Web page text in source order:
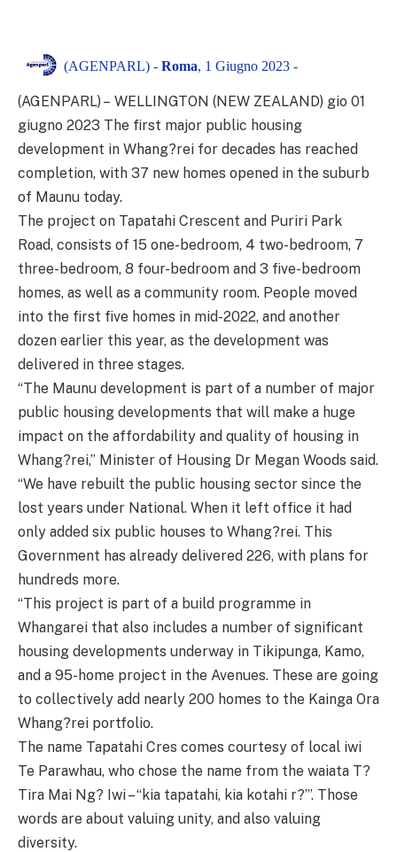
(AGENPARL) - Roma, 1 Giugno 2023 -
(AGENPARL) – WELLINGTON (NEW ZEALAND) gio 01
giugno 2023 The first major public housing
development in Whang?rei for decades has reached
completion, with 37 new homes opened in the suburb
of Maunu today.
The project on Tapatahi Crescent and Puriri Park
Road, consists of 15 one-bedroom, 4 two-bedroom, 7
three-bedroom, 8 four-bedroom and 3 five-bedroom
homes, as well as a community room. People moved
into the first five homes in mid-2022, and another
dozen earlier this year, as the development was
delivered in three stages.
“The Maunu development is part of a number of major
public housing developments that will make a huge
impact on the affordability and quality of housing in
Whang?rei,” Minister of Housing Dr Megan Woods said.
“We have rebuilt the public housing sector since the
lost years under National. When it left office it had
only added six public houses to Whang?rei. This
Government has already delivered 226, with plans for
hundreds more.
“This project is part of a build programme in
Whangarei that also includes a number of significant
housing developments underway in Tikipunga, Kamo,
and a 95-home project in the Avenues. These are going
to collectively add nearly 200 homes to the Kainga Ora
Whang?rei portfolio.
The name Tapatahi Cres comes courtesy of local iwi
Te Parawhau, who chose the name from the waiata T?
Tira Mai Ng? Iwi – “kia tapatahi, kia kotahi r?’”. Those
words are about valuing unity, and also valuing
diversity.